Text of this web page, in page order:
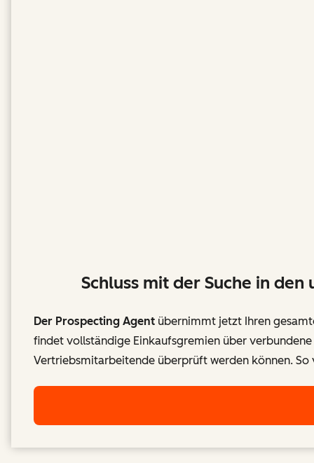
Schluss mit der Suche in
Der Prospecting Agent übernimmt jetzt Ihren
findet vollständige Einkaufsgremien über
Vertriebsmitarbeitende überprüft werden können.